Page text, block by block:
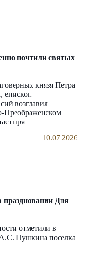
почтили святых
князя Петра
епископ
возглавил
Преображенском
10.07.2026
праздновании Дня
отметили в
Пушкина поселка